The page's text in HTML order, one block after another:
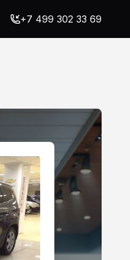
+7 499 302 33 69